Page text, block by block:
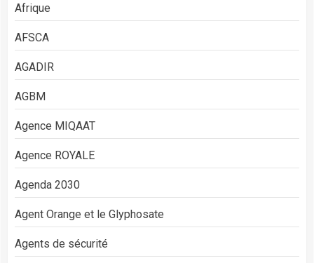
Afrique
AFSCA
AGADIR
AGBM
Agence MIQAAT
Agence ROYALE
Agenda 2030
Agent Orange et le Glyphosate
Agents de sécurité